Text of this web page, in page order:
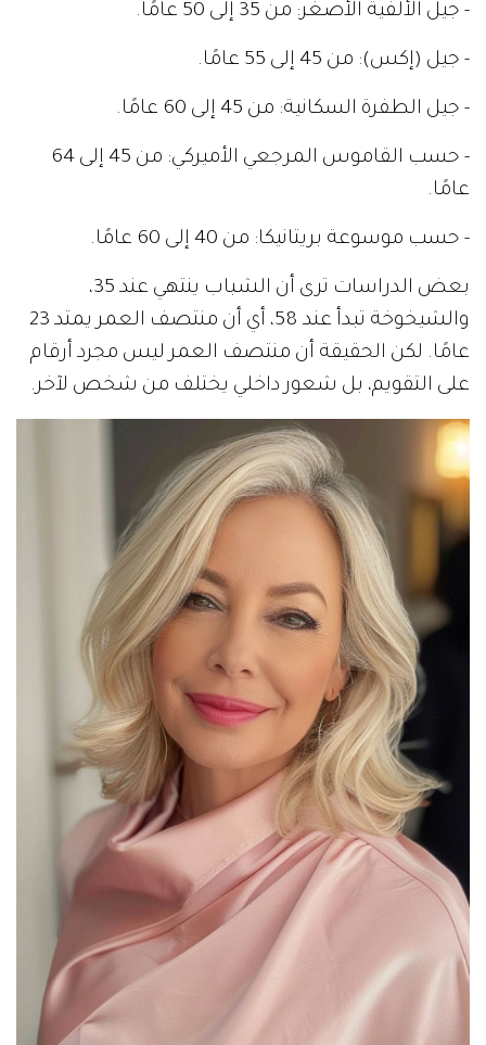
- جيل الألفية الأصغر: من 35 إلى 50 عامًا.
- جيل (إكس): من 45 إلى 55 عامًا.
- جيل الطفرة السكانية: من 45 إلى 60 عامًا.
- حسب القاموس المرجعي الأميركي: من 45 إلى 64
عامًا.
- حسب موسوعة بريتانيكا: من 40 إلى 60 عامًا.
بعض الدراسات ترى أن الشباب ينتهي عند 35،
والشيخوخة تبدأ عند 58، أي أن منتصف العمر يمتد 23
عامًا. لكن الحقيقة أن منتصف العمر ليس مجرد أرقام
على التقويم، بل شعور داخلي يختلف من شخص لآخر.